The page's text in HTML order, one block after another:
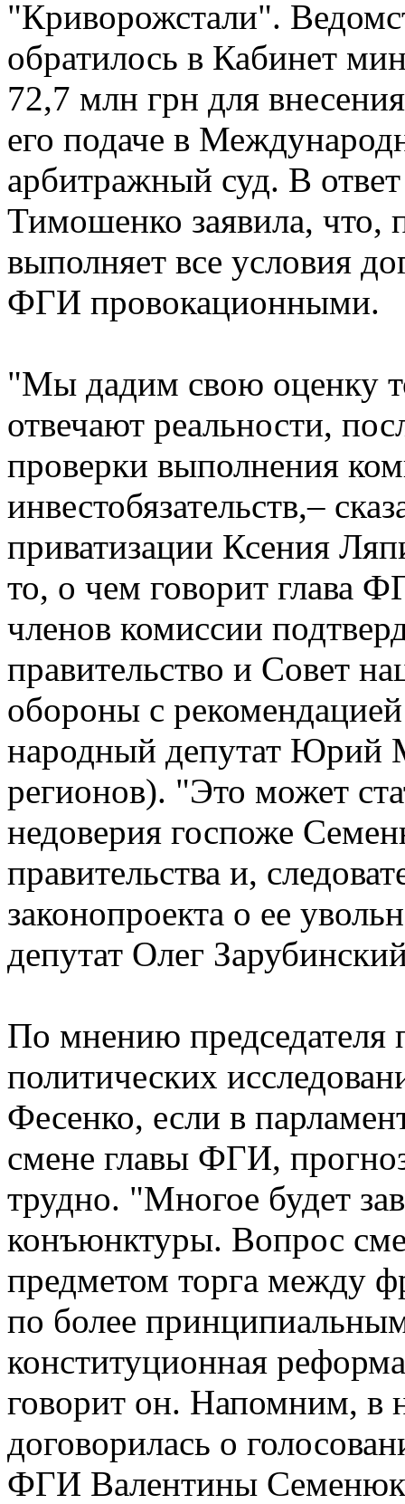
"Криворожстали".
обратилось в Кабинет
72,7 млн грн для
его подаче в
арбитражный суд. В
Тимошенко заявила,
выполняет все условия
ФГИ провокационными.
"Мы дадим свою оценку
отвечают реальности,
проверки выполнения
инвестобязательств,–
приватизации Ксения
то, о чем говорит глава
членов комиссии
правительство и Совет
обороны с
народный депутат Юрий
регионов). "Это может
недоверия госпоже
правительства и,
законопроекта о ее
депутат Олег
По мнению председателя
политических
Фесенко, если в
смене главы ФГИ,
трудно. "Многое будет
конъюнктуры. Вопрос
предметом торга между
по более
конституционная
говорит он. Напомним, в
договорилась о
ФГИ Валентины